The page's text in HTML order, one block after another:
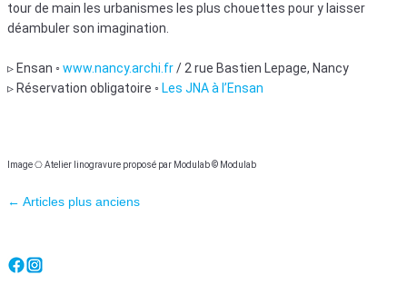
tour de main les urbanismes les plus chouettes pour y laisser
déambuler son imagination.
▹ Ensan ◦ www.nancy.archi.fr/ 2 rue Bastien Lepage, Nancy
▹ Réservation obligatoire ◦ Les JNA à l’Ensan
Image ⎔ Atelier linogravure proposé par Modulab © Modulab
Navigation des articles
← Articles plus anciens